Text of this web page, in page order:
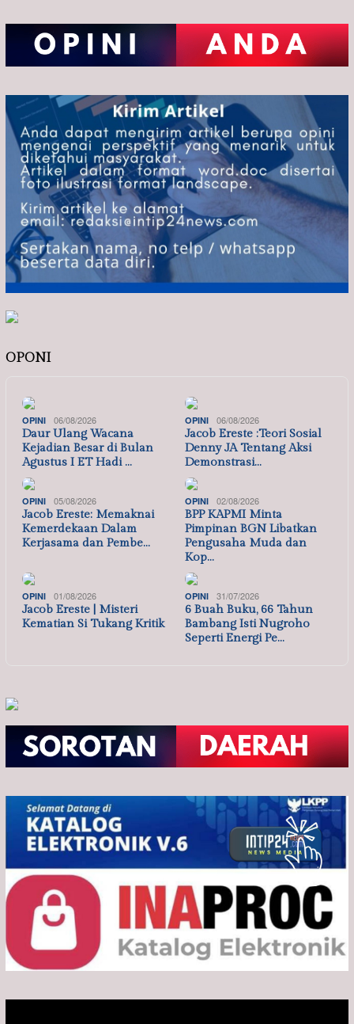
OPONI
OPINI 06/08/2026
Daur Ulang Wacana
Kejadian Besar di Bulan
Agustus I ET Hadi …
OPINI 06/08/2026
Jacob Ereste :Teori Sosial
Denny JA Tentang Aksi
Demonstrasi…
OPINI 05/08/2026
Jacob Ereste: Memaknai
Kemerdekaan Dalam
Kerjasama dan Pembe…
OPINI 02/08/2026
BPP KAPMI Minta
Pimpinan BGN Libatkan
Pengusaha Muda dan
Kop…
OPINI 01/08/2026
Jacob Ereste | Misteri
Kematian Si Tukang Kritik
OPINI 31/07/2026
6 Buah Buku, 66 Tahun
Bambang Isti Nugroho
Seperti Energi Pe…